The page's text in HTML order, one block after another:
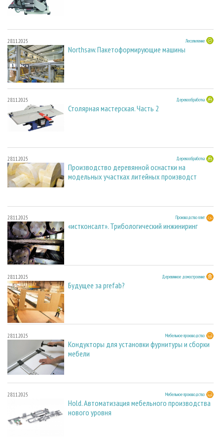
28.11.2025 Лесопиление
Northsaw. Пакетоформирующие машины
28.11.2025 Деревообработка
Столярная мастерская. Часть 2
28.11.2025 Деревообработка
Производство деревянной оснастки на
модельных участках литейных производст
28.11.2025 Производство плит
«истконсалт». Трибологический инжиниринг
28.11.2025 Деревянное домостроение
Будущее за prefab?
28.11.2025 Мебельное производство
Кондукторы для установки фурнитуры и сборки
мебели
28.11.2025 Мебельное производство
Hold. Автоматизация мебельного производства
нового уровня